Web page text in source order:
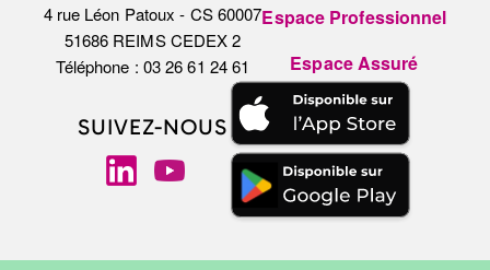
4 rue Léon Patoux - CS 60007
51686 REIMS CEDEX 2
Téléphone : 03 26 61 24 61
Espace Professionnel
Espace Assuré
SUIVEZ-NOUS